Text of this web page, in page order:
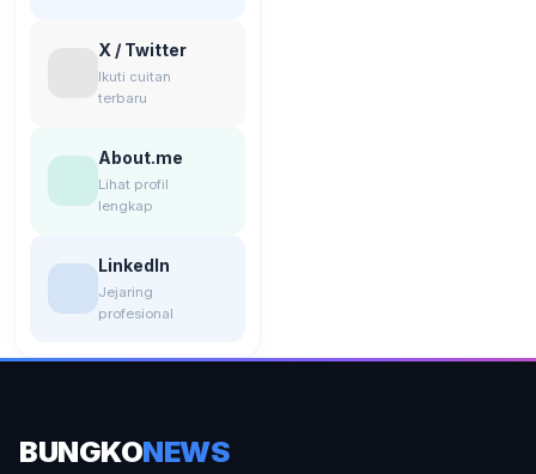
X / Twitter
Ikuti cuitan
terbaru
About.me
Lihat profil
lengkap
LinkedIn
Jejaring
profesional
BUNGKONEWS